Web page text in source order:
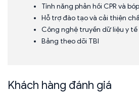
Tính năng phản hồi CPR và
Hỗ trợ đào tạo và cải thiện
Công nghệ truyền dữ liệu y tế
Bảng theo dõi TBI
Khách hàng đánh giá